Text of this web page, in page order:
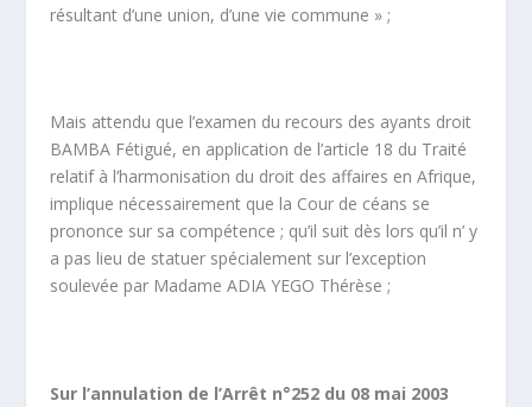
résultant d’une union, d’une vie commune » ;
Mais attendu que l’examen du recours des ayants droit
BAMBA Fétigué, en application de l’article 18 du Traité
relatif à l’harmonisation du droit des affaires en Afrique,
implique nécessairement que la Cour de céans se
prononce sur sa compétence ; qu’il suit dès lors qu’il n’ y
a pas lieu de statuer spécialement sur l’exception
soulevée par Madame ADIA YEGO Thérèse ;
Sur l’annulation de l’Arrêt n°252 du 08 mai 2003